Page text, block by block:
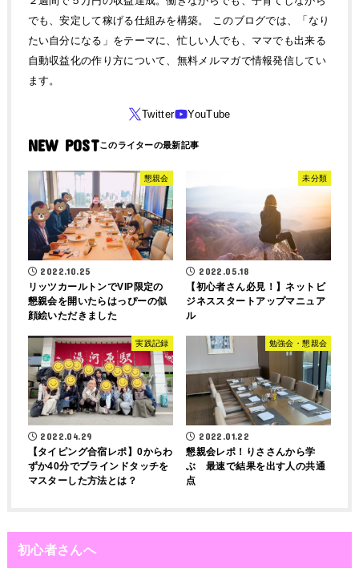
でも、安定して稼げる仕組みを構築。 このブログでは、「なり
たい自分になる」をテーマに、忙しい人でも、ママでも出来る
自動収益化の作り方について、無料メルマガで情報発信してい
ます。
NEW POST
懇親会
2022.10.25
リッツカールトンでVIP限定の
懇親会を開いたらはっぴーの似
顔絵いただきました
未分類
2022.05.18
【初心者さん必見！】ネットビ
ジネススタートアップマニュア
ル
実践記録
2022.04.29
【タイピング合宿レポ】0からわ
ずか40分でブラインドタッチを
マスターした方法とは？
勉強会・懇親会
2022.01.22
懇親会レポ！りささんから学
ぶ 最速で結果を出す人の共通
点
初心者さんへ